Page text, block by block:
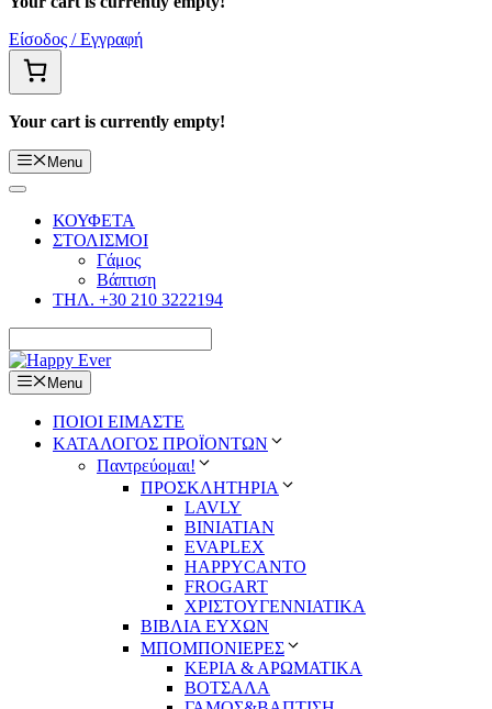
Είσοδος / Εγγραφή
Your cart is currently empty!
Menu
ΚΟΥΦΕΤΑ
ΣΤΟΛΙΣΜΟΙ
Γάμος
Βάπτιση
ΤΗΛ. +30 210 3222194
Menu
ΠΟΙΟΙ ΕΙΜΑΣΤΕ
ΚΑΤΑΛΟΓΟΣ ΠΡΟΪΟΝΤΩΝ
Παντρεύομαι!
ΠΡΟΣΚΛΗΤΗΡΙΑ
LAVLY
BINIATIAN
EVAPLEX
HAPPYCANTO
FROGART
ΧΡΙΣΤΟΥΓΕΝΝΙΑΤΙΚΑ
ΒΙΒΛΙΑ ΕΥΧΩΝ
ΜΠΟΜΠΟΝΙΕΡΕΣ
ΚΕΡΙΑ & ΑΡΩΜΑΤΙΚΑ
ΒΟΤΣΑΛΑ